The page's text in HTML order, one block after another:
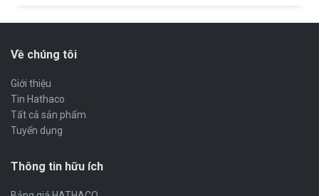
Về chúng tôi
Giới thiệu
Tin Hathaco
Tất cả sản phẩm
Tuyển dụng
Thông tin hữu ích